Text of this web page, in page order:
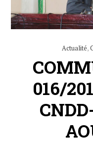
Actualité,
016/